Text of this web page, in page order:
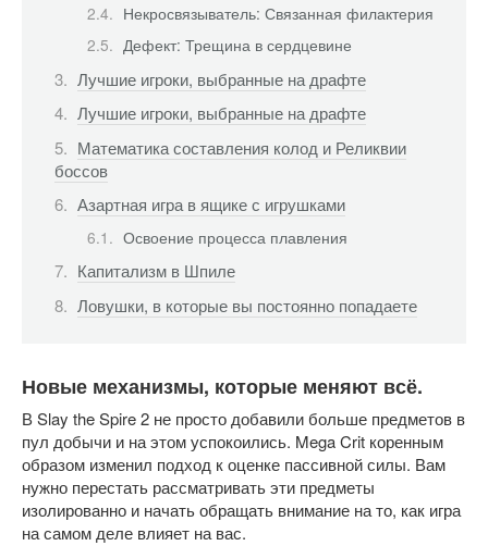
Некросвязыватель: Связанная филактерия
Дефект: Трещина в сердцевине
Лучшие игроки, выбранные на драфте
Лучшие игроки, выбранные на драфте
Математика составления колод и Реликвии
боссов
Азартная игра в ящике с игрушками
Освоение процесса плавления
Капитализм в Шпиле
Ловушки, в которые вы постоянно попадаете
Новые механизмы, которые меняют всё.
В Slay the Spire 2 не просто добавили больше предметов в
пул добычи и на этом успокоились. Mega Crit коренным
образом изменил подход к оценке пассивной силы. Вам
нужно перестать рассматривать эти предметы
изолированно и начать обращать внимание на то, как игра
на самом деле влияет на вас.